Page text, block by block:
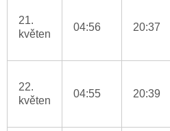
21.
květen
04:56 20:37
22.
květen
04:55 20:39